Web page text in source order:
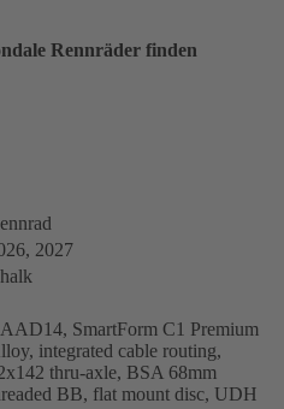
Rennräder finden
2027
SmartForm C1 Premium
integrated cable routing,
thru-axle, BSA 68mm
BB, flat mount disc, UDH